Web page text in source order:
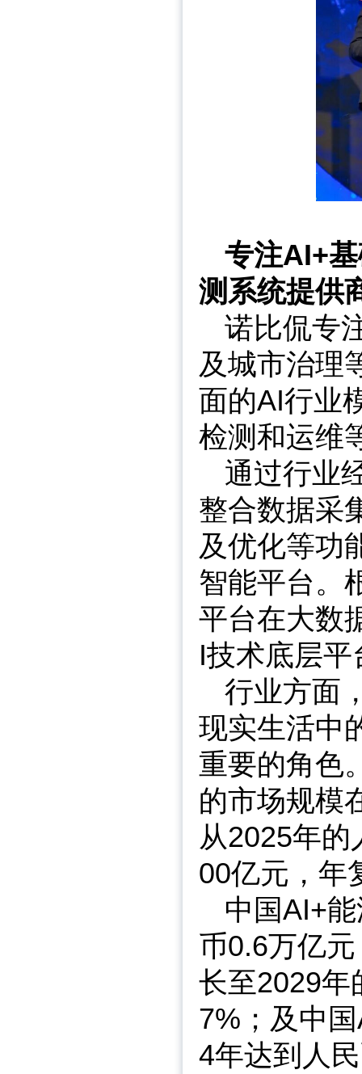
专注AI+
测系统提供
诺比侃专
及城市治理
面的AI行业
检测和运维
通过行业
整合数据采
及优化等功
智能平台。
平台在大数
I技术底层
行业方面
现实生活中
重要的角色
的市场规模
从2025年
00亿元，年
中国AI+
币0.6万亿
长至2029年
7%；及中
4年达到人